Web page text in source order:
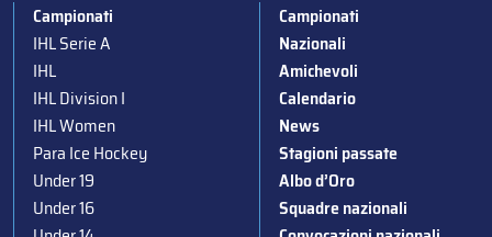
Campionati
IHL Serie A
IHL
IHL Division I
IHL Women
Para Ice Hockey
Under 19
Under 16
Campionati
Nazionali
Amichevoli
Calendario
News
Stagioni passate
Albo d’Oro
Squadre nazionali